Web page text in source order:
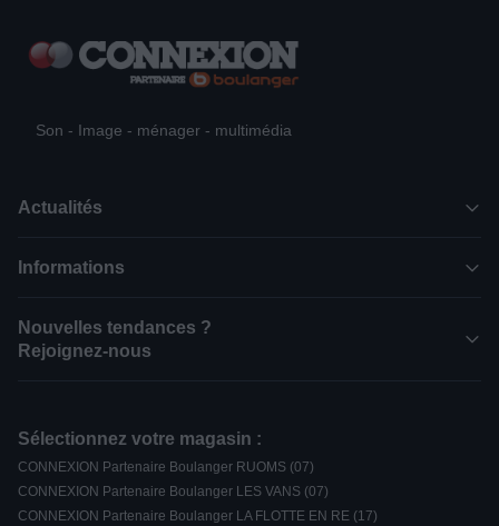
Son - Image - ménager - multimédia
Actualités
Informations
Nouvelles tendances ?
Rejoignez-nous
Sélectionnez votre magasin :
CONNEXION Partenaire Boulanger RUOMS (07)
CONNEXION Partenaire Boulanger LES VANS (07)
CONNEXION Partenaire Boulanger LA FLOTTE EN RE (17)